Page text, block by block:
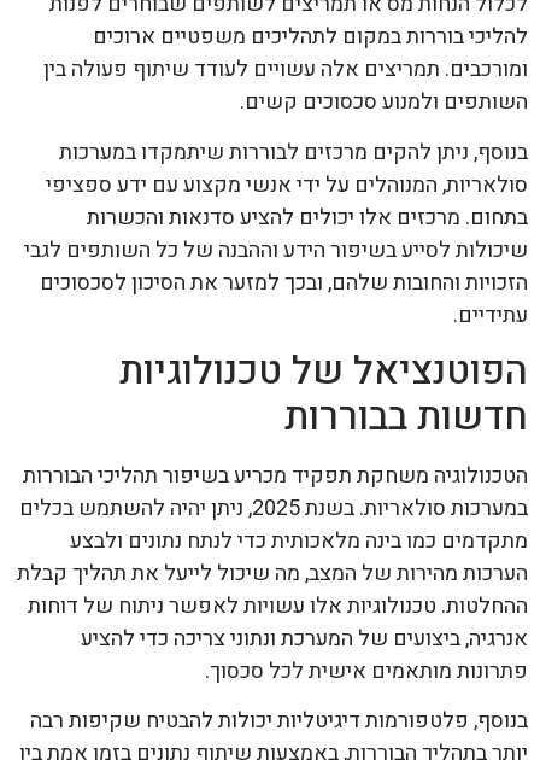
להליכי בוררות במקום לתהליכים משפטיים ארוכים
ומורכבים. תמריצים אלה עשויים לעודד שיתוף פעולה בין
השותפים ולמנוע סכסוכים קשים.
בנוסף, ניתן להקים מרכזים לבוררות שיתמקדו במערכות
סולאריות, המנוהלים על ידי אנשי מקצוע עם ידע ספציפי
בתחום. מרכזים אלו יכולים להציע סדנאות והכשרות
שיכולות לסייע בשיפור הידע וההבנה של כל השותפים לגבי
הזכויות והחובות שלהם, ובכך למזער את הסיכון לסכסוכים
עתידיים.
הפוטנציאל של טכנולוגיות
חדשות בבוררות
הטכנולוגיה משחקת תפקיד מכריע בשיפור תהליכי הבוררות
במערכות סולאריות. בשנת 2025, ניתן יהיה להשתמש בכלים
מתקדמים כמו בינה מלאכותית כדי לנתח נתונים ולבצע
הערכות מהירות של המצב, מה שיכול לייעל את תהליך קבלת
ההחלטות. טכנולוגיות אלו עשויות לאפשר ניתוח של דוחות
אנרגיה, ביצועים של המערכת ונתוני צריכה כדי להציע
פתרונות מותאמים אישית לכל סכסוך.
בנוסף, פלטפורמות דיגיטליות יכולות להבטיח שקיפות רבה